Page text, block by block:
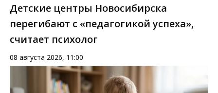
Детские центры Новосибирска
перегибают с «педагогикой успеха»,
считает психолог
08 августа 2026, 11:00